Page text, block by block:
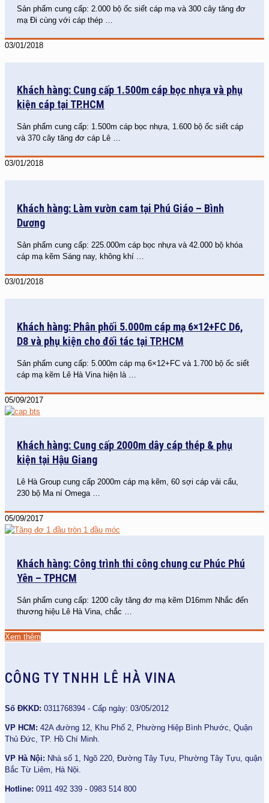
Sản phẩm cung cấp: 2.000 bộ ốc siết cáp mạ và 300 cây tăng đơ
mạ Đi cùng với cáp thép
03/01/2018
Khách hàng: Cung cấp 1.500m cáp bọc nhựa và phụ
kiện cáp tại TP.HCM
Sản phẩm cung cấp: 1.500m cáp bọc nhựa, 1.600 bộ ốc siết cáp
và 370 cây tăng đơ cáp Lê …
03/01/2018
Khách hàng: Làm vườn cam tại Phú Giáo – Bình
Dương
Sản phẩm cung cấp: 225.000m cáp bọc nhựa và 42.000 bộ khóa
cáp mạ kẽm Sáng nay, không khí …
03/01/2018
Khách hàng: Phân phối 5.000m cáp mạ 6×12+FC D6,
D8 và phụ kiện cho đối tác tại TP.HCM
Sản phẩm cung cấp: 5.000m cáp mạ 6×12+FC và 1.700 bộ ốc siết
cáp mạ kẽm Lê Hà Vina hiện là…
05/09/2017
Khách hàng: Cung cấp 2000m dây cáp thép & phụ
kiện tại Hậu Giang
Lê Hà Group cung cấp 2000m cáp mạ kẽm, 60 sợi cáp vải cẩu,
230 bộ Ma ní Omega…
05/09/2017
Khách hàng: Công trình thi công chung cư Phúc Phú
Yên – TPHCM
Sản phẩm cung cấp: 1200 cây tăng đơ mạ kẽm D16mm Nhắc đến
thương hiệu Lê Hà Vina, chắc
Xem thêm
CÔNG TY TNHH LÊ HÀ VINA
Số ĐKKD: 0311768394 - Cấp ngày: 03/05/2012
VP HCM: 42A đường 12, Khu Phố 2, Phường Hiệp Bình Phước, Quận
Thủ Đức, TP. Hồ Chí Minh.
VP Hà Nội: Nhà số 1, Ngõ 220, Đường Tây Tựu, Phường Tây Tựu, quận
Bắc Từ Liêm, Hà Nội.
Hotline: 0911 492 339 - 0983 514 800